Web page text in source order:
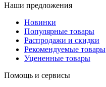
Наши предложения
Новинки
Популярные товары
Распродажи и скидки
Рекомендуемые товары
Уцененные товары
Помощь и сервисы